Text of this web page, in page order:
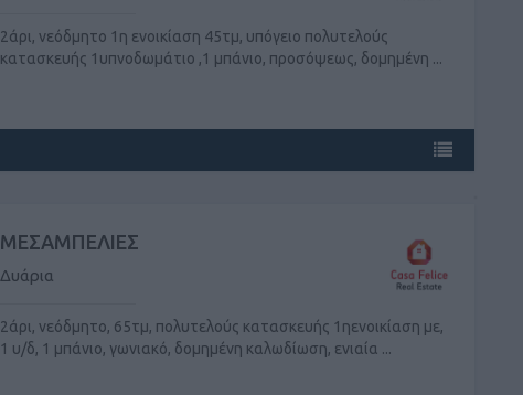
2άρι, νεόδμητο 1η ενοικίαση 45τμ, υπόγειο πολυτελούς
κατασκευής 1υπνοδωμάτιο ,1 μπάνιο, προσόψεως, δομημένη ...
ΜΕΣΑΜΠΕΛΙΕΣ
Δυάρια
2άρι, νεόδμητο, 65τμ, πολυτελούς κατασκευής 1ηενοικίαση με,
1 υ/δ, 1 μπάνιο, γωνιακό, δομημένη καλωδίωση, ενιαία ...